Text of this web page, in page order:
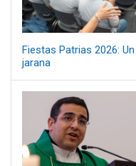
Fiestas Patrias 2026:
jarana